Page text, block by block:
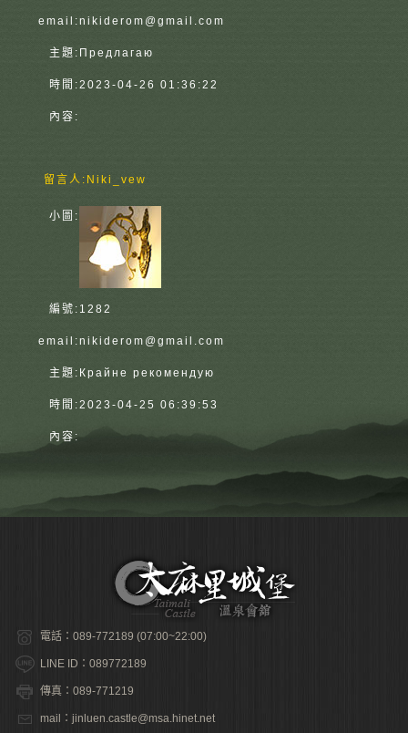
email:nikiderom@gmail.com
主題: Предлагаю
時間:2023-04-26 01:36:22
內容:
留言人: Niki_vew
小圖:
編號: 1282
email:nikiderom@gmail.com
主題: Крайне рекомендую
時間:2023-04-25 06:39:53
內容:
電話：089-772189 (07:00~22:00)
LINE ID：089772189
傳真：089-771219
mail：jinluen.castle@msa.hinet.net